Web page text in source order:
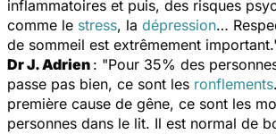
inflammatoires et puis, des risques
comme le stress, la dépression…
de sommeil est extrêmement
Dr J. Adrien : "Pour 35% des
passe pas bien, ce sont les ronflements
première cause de gêne, ce sont les
personnes dans le lit. Il est normal de